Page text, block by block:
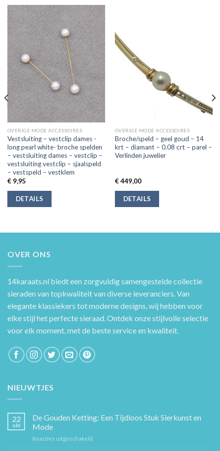
OVERIGE MODE ACCESSOIRES
Vestsluiting – vestclip dames -
long pearl white- broche spelden
– vestsluiting dames – vestclip –
vestsluiting vestclip – sjaalspeld
– vestspeld – vestklem
€9,95
DETAILS
OVERIGE MODE ACCESSOIRES
Broche/speld – geel goud – 14
krt – diamant – 0.08 crt – parel –
Verlinden juwelier
€449,00
DETAILS
OVER ONS
14karaats.nl biedt een zorgvuldig samengestelde collectie
sieraden van topkwaliteit van diverse leveranciers. Van
elegante klassiekers tot moderne designs, wij hebben voor
elke stijl het perfecte sieraad. Ontdek onze stijlvolle selectie
voor elk moment, met de beste service en kwaliteit.
NIEUWTJES
22
okt
De Gouden Ketting: Een Tijdloos Stuk Sierkunst en
Mode
Reacties uitgeschakeld